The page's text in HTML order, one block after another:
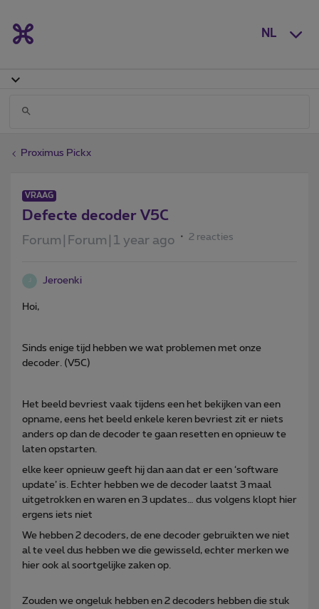
NL
Proximus Pickx
VRAAG
Defecte decoder V5C
Forum|Forum|1 year ago 2 reacties
J Jeroenki
Hoi,
Sinds enige tijd hebben we wat problemen met onze
decoder. (V5C)
Het beeld bevriest vaak tijdens een het bekijken van een
opname, eens het beeld enkele keren bevriest zit er niets
anders op dan de decoder te gaan resetten en opnieuw te
laten opstarten.
elke keer opnieuw geeft hij dan aan dat er een ‘software
update’ is. Echter hebben we de decoder laatst 3 maal
uitgetrokken en waren en 3 updates… dus volgens klopt hier
ergens iets niet
We hebben 2 decoders, de ene decoder gebruikten we niet
al te veel dus hebben we die gewisseld, echter merken we
hier ook al soortgelijke zaken op.
Zouden we ongeluk hebben en 2 decoders hebben die stuk